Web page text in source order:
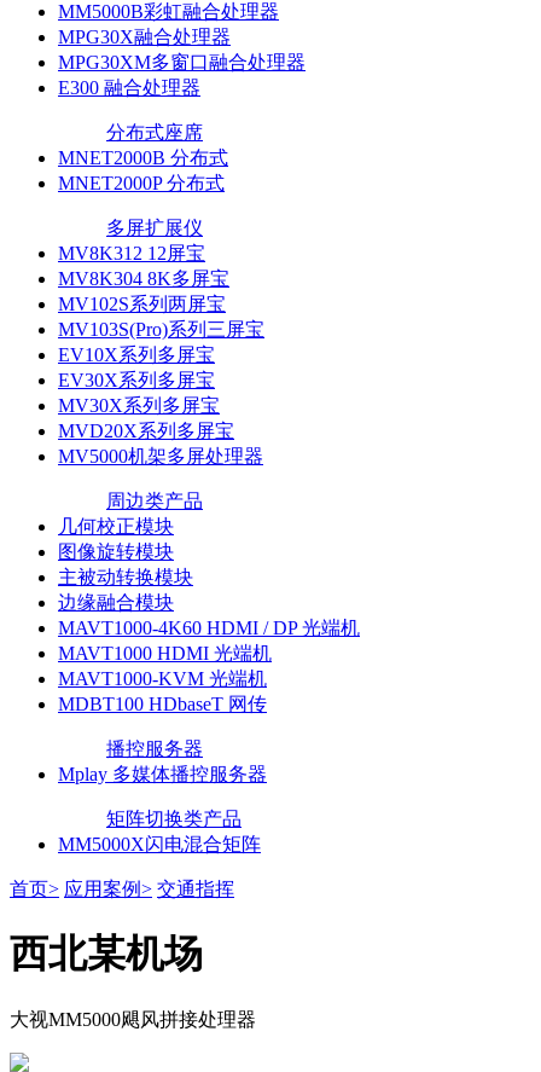
MM5000B彩虹融合处理器
MPG30X融合处理器
MPG30XM多窗口融合处理器
E300 融合处理器
分布式座席
MNET2000B 分布式
MNET2000P 分布式
多屏扩展仪
MV8K312 12屏宝
MV8K304 8K多屏宝
MV102S系列两屏宝
MV103S(Pro)系列三屏宝
EV10X系列多屏宝
EV30X系列多屏宝
MV30X系列多屏宝
MVD20X系列多屏宝
MV5000机架多屏处理器
周边类产品
几何校正模块
图像旋转模块
主被动转换模块
边缘融合模块
MAVT1000-4K60 HDMI / DP 光端机
MAVT1000 HDMI 光端机
MAVT1000-KVM 光端机
MDBT100 HDbaseT 网传
播控服务器
Mplay 多媒体播控服务器
矩阵切换类产品
MM5000X闪电混合矩阵
首页> 应用案例> 交通指挥
西北某机场
大视MM5000飓风拼接处理器